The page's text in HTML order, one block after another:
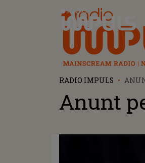
Radio Impuls
RADIO IMPULS
Anunt